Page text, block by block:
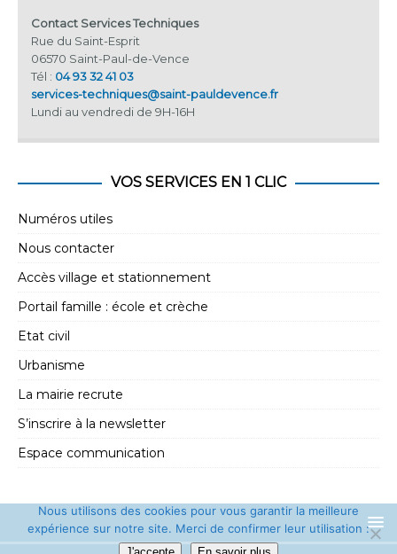
Contact Services Techniques
Rue du Saint-Esprit
06570 Saint-Paul-de-Vence
Tél : 04 93 32 41 03
services-techniques@saint-pauldevence.fr
Lundi au vendredi de 9H-16H
VOS SERVICES EN 1 CLIC
Numéros utiles
Nous contacter
Accès village et stationnement
Portail famille : école et crèche
Etat civil
Urbanisme
La mairie recrute
S’inscrire à la newsletter
Espace communication
Nous utilisons des cookies pour vous garantir la meilleure
expérience sur notre site. Merci de confirmer leur utilisation :